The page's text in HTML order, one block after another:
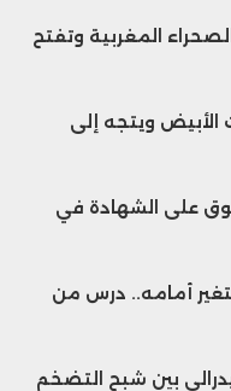
المغربية وتفتح
الأبيض ويتجه إلى
على الشهادة في
أمامه.. درس من
بين شبح التضخم